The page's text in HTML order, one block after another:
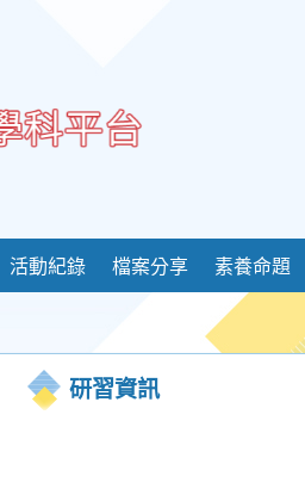
活動紀錄 檔案分享 素養命題
研習資訊